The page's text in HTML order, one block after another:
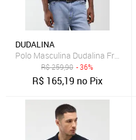
DUDALINA
Polo Masculina Dudalina Frisos
R$259,90 - 36%
R$ 165,19 no Pix